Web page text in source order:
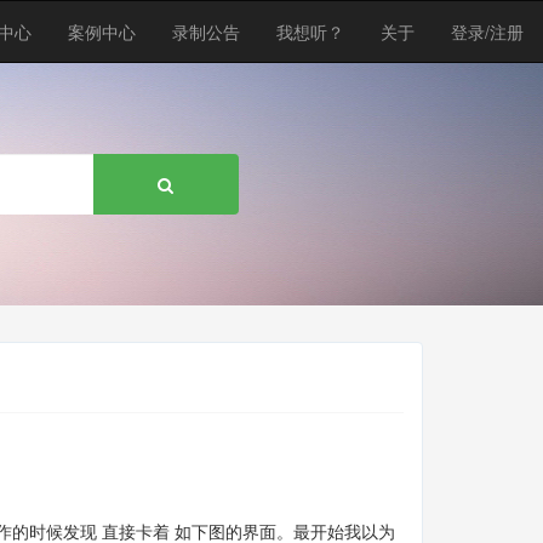
心 案例中心 录制公告 我想听？ 关于 登录/注册
时候发现 直接卡着 如下图的界面。最开始我以为